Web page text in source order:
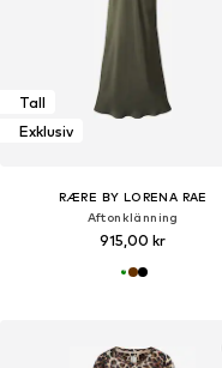
Tall
Exklusiv
RÆRE BY LORENA RAE
Aftonklänning
915,00 kr